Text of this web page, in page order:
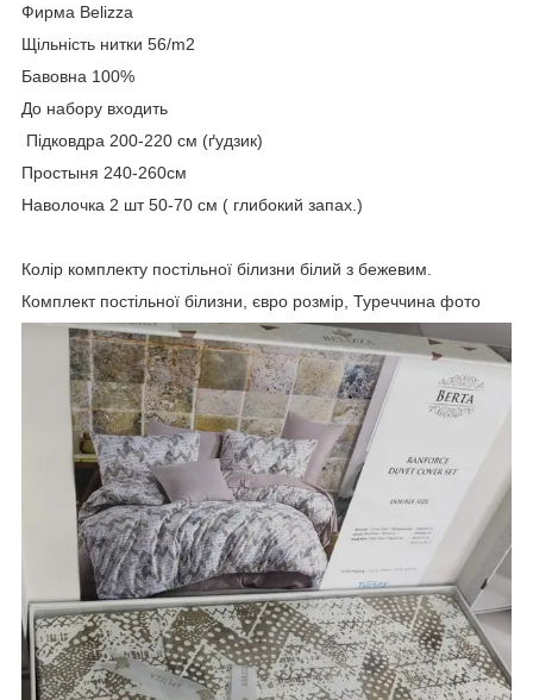
Фирма Belizza
Щільність нитки 56/m2
Бавовна 100%
До набору входить
Підковдра 200-220 см (ґудзик)
Простыня 240-260см
Наволочка 2 шт 50-70 см ( глибокий запах.)
Колір комплекту постільної білизни білий з бежевим.
Комплект постільної білизни, євро розмір, Туреччина фото